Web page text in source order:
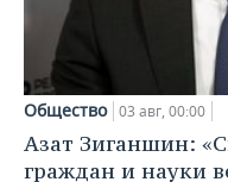
Общество 03 авг, 00:00
Азат Зиганшин:
граждан и науки